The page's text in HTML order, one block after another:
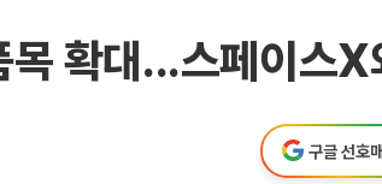
확대...스페이스
구글 선호